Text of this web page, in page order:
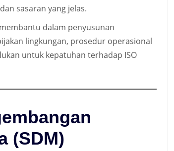
sasaran yang jelas.
dalam penyusunan
lingkungan, prosedur operasional
untuk kepatuhan terhadap ISO
(SDM)